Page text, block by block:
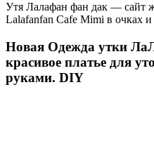
Утя Лалафан фан дак — сайт
Lalafanfan Cafe Mimi в очках
Новая Одежда утки
красивое платье для
руками. DIY